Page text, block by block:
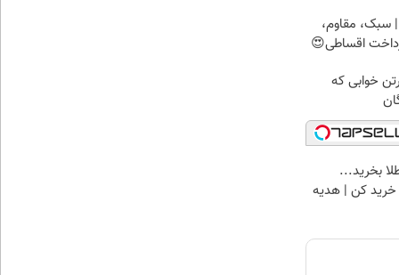
سبک، مقاوم،
اقساطی😍
خوابی که
بخرید...
کن | هدیه